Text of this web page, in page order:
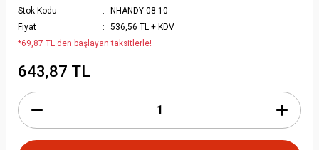
Stok Kodu
NHANDY-08-10
Fiyat
536,56 TL + KDV
*69,87 TL den başlayan taksitlerle!
643,87 TL